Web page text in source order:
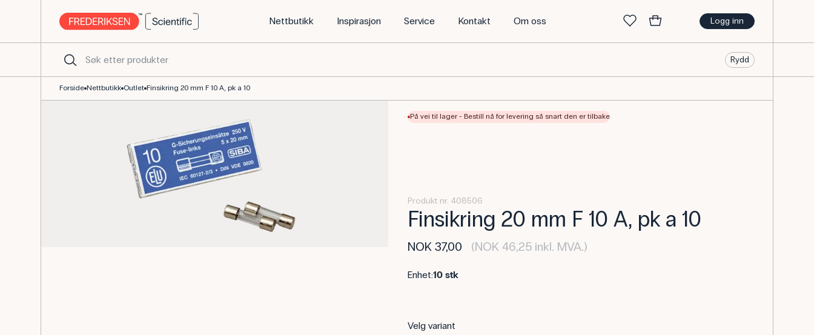
Logg inn
Nettbutikk Inspirasjon Service Kontakt Om oss
Rydd
Forside Nettbutikk Outlet Finsikring 20 mm F 10 A, pk a 10
På vei til lager - Bestill nå for levering så snart den er tilbake
Produkt nr. 408506
Finsikring 20 mm F 10 A, pk a 10
NOK 37,00 (NOK 46,25 inkl. MVA.)
Enhet:10 stk
Velg variant